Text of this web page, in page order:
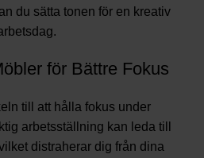
du sätta tonen för en kreativ
för Bättre Fokus
till att hålla fokus under
arbetsställning kan leda till
distraherar dig från dina